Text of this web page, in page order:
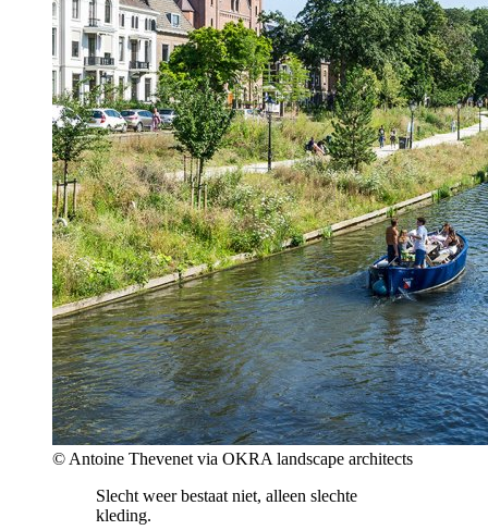
© Antoine Thevenet via OKRA landscape architects
Slecht weer bestaat niet, alleen slechte
kleding.